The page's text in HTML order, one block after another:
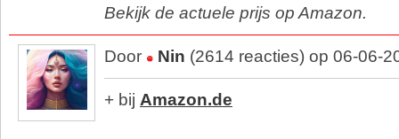
Bekijk de actuele prijs op Amazon.
Door Nin (2614 reacties) op 06-06-
+ bij Amazon.de